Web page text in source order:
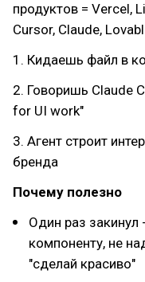
продуктов = Vercel,
Cursor, Claude,
1. Кидаешь файл в
2. Говоришь Claude
for UI work"
3. Агент строит
бренда
Почему полезно
Один раз закинул
компоненту, не
"сделай красиво"